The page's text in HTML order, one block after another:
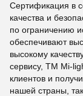
Сертификация в
качества и
по ограничению
обеспечивают
высокому
сервису, ТМ Mi-
клиентов и
нашей страны,